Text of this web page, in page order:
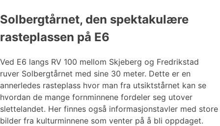
Solbergtårnet, den spektakulære
rasteplassen på E6
Ved E6 langs RV 100 mellom Skjeberg og Fredrikstad
ruver Solbergtårnet med sine 30 meter. Dette er en
annerledes rasteplass hvor man fra utsiktstårnet kan se
hvordan de mange fornminnene fordeler seg utover
slettelandet. Her finnes også informasjonstavler med store
bilder fra kulturminnene som venter på å bli oppdaget.